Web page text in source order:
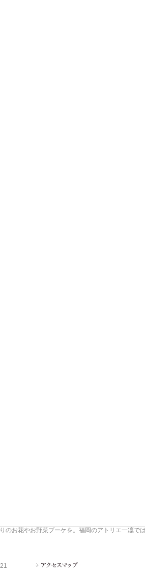
お花やお野菜ブーケを。福岡のアトリエ一凜で